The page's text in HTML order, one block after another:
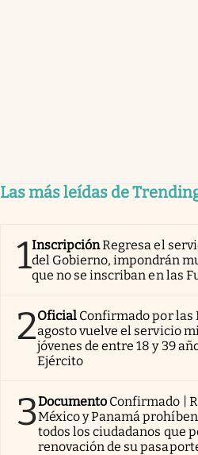
Las más leídas de
1InscripciónRegresa el
del Gobierno, impondrán
que no se inscriban en las
2Oficial Confirmado por las
agosto vuelve el servicio
jóvenes de entre 18 y 39
Ejército
3Documento Confirmado |
México y Panamá
todos los ciudadanos que
renovación de su